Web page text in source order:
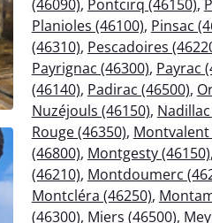
(46090), Pontcirq (46150),
Planioles (46100), Pinsac
(46310), Pescadoires
Payrignac (46300), Payrac
(46140), Padirac (46500),
Nuzéjouls (46150),
Rouge (46350), Montvalent
(46800), Montgesty (46150),
(46210), Montdoumerc
Montcléra (46250),
(46300), Miers (46500),